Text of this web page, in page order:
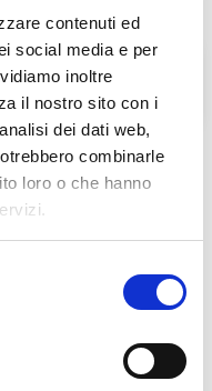
contenuti ed
social media e per
inoltre
il nostro sito con i
dei dati web,
combinarle
loro o che hanno
DELLE
DELL'AGORA'
di Casa Madre